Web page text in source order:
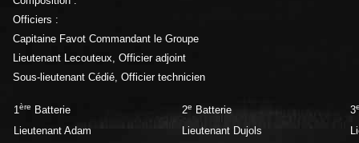
Officiers :
Capitaine Favot Commandant le Groupe
Lieutenant Lecouteux, Officier adjoint
Sous-lieutenant Cédié, Officier technicien
1ère Batterie 2e Batterie 3
Lieutenant Adam
Lieutenant Dujols